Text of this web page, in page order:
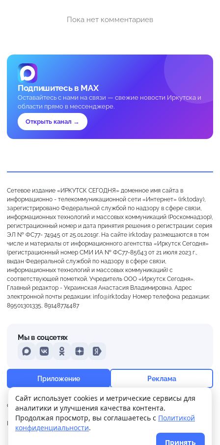
+17° Ощущается как +17
3 м/с 757 мм 99%
Пока нет комментариев
Подпишитесь в MAX
Оставайтесь с нами на связи — свежие новости Иркутска и
области прямо в мессенджере.
Открыть канал →
Сетевое издание «ИРКУТСК СЕГОДНЯ» доменное имя сайта в
информационно - телекоммуникационной сети «Интернет» (irk.today),
зарегистрировано Федеральной службой по надзору в сфере связи,
информационных технологий и массовых коммуникаций (Роскомнадзор),
регистрационный номер и дата принятия решения о регистрации: серия
ЭЛ № ФС77- 74945 от 25.01.2019г. На сайте irk.today размещаются в том
числе и материалы от информационного агентства «Иркутск Сегодня»
(регистрационный номер СМИ ИА № ФС77-85643 от 21 июля 2023 г.,
выдан Федеральной службой по надзору в сфере связи,
информационных технологий и массовых коммуникаций) с
соответствующей пометкой. Учредитель ООО «Иркутск Сегодня».
Главный редактор - Украинская Анастасия Владимировна. Адрес
электронной почты редакции: info@irk.today Номер телефона редакции:
89501301335, 89148774487
О нас Контакты Прислать новость
Реклама
Политика
конфиденциальности
Мы в соцсетях
MAXVKontakteOdnoklassniki
DzenYandex
Приложение Реклама
Сайт использует cookies и метрические сервисы для
аналитики и улучшения качества контента.
Продолжая просмотр, вы соглашаетесь с Политикой
конфиденциальности.
Принять